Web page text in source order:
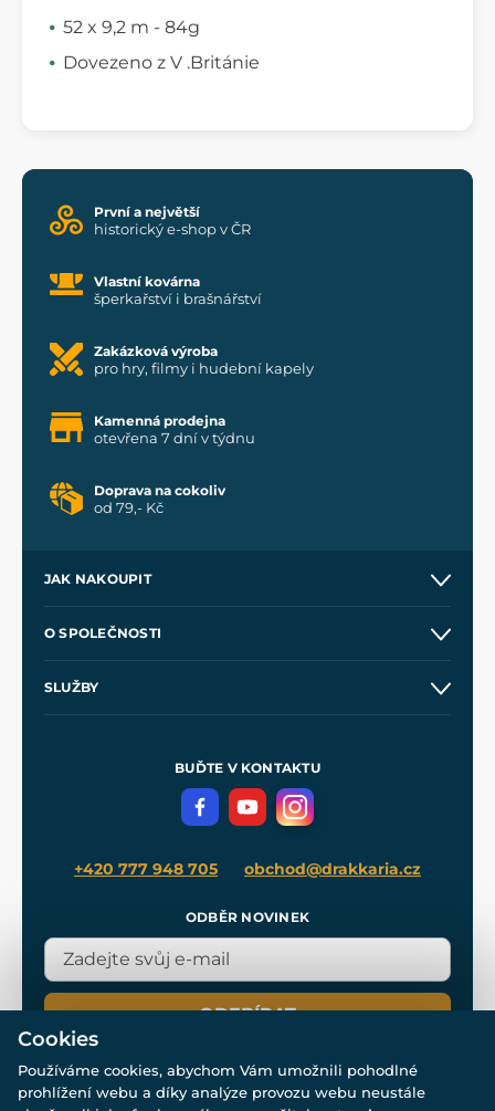
52 x 9,2 m - 84g
Dovezeno z V .Británie
První a největší
historický e-shop v ČR
Vlastní kovárna
šperkařství i brašnářství
Zakázková výroba
pro hry, filmy i hudební kapely
Kamenná prodejna
otevřena 7 dní v týdnu
Doprava na cokoliv
od 79,- Kč
JAK NAKOUPIT
Velkoobchod
O SPOLEČNOSTI
SLUŽBY
Meče pro Kingdom Come
BUĎTE V KONTAKTU
+420 777 948 705 obchod@drakkaria.cz
ODBĚR NOVINEK
ODEBÍRAT
Cookies
Používáme cookies, abychom Vám umožnili pohodlné
prohlížení webu a díky analýze provozu webu neustále